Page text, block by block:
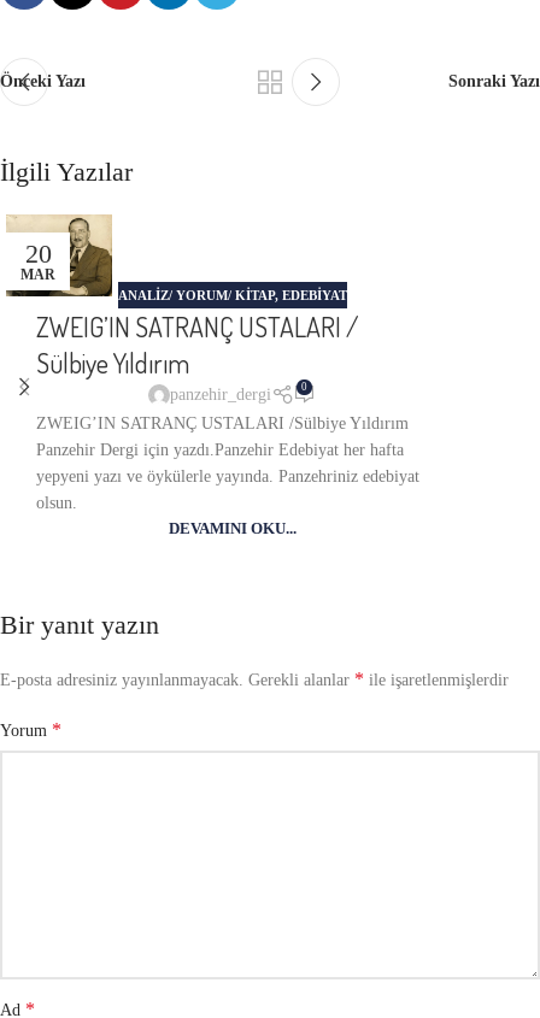
Önceki Yazı Sonraki Yazı
İlgili Yazılar
20
MAR
ANALIZ/ YORUM/ KITAP, EDEBİYAT
ZWEIG’IN SATRANÇ USTALARI /
Sülbiye Yıldırım
panzehir_dergi 0
ZWEIG’IN SATRANÇ USTALARI /Sülbiye Yıldırım
Panzehir Dergi için yazdı.Panzehir Edebiyat her hafta
yepyeni yazı ve öykülerle yayında. Panzehriniz edebiyat
olsun.
DEVAMINI OKU...
Bir yanıt yazın
E-posta adresiniz yayınlanmayacak. Gerekli alanlar * ile işaretlenmişlerdir
Yorum *
Ad *